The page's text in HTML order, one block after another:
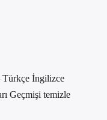
Türkçe İngilizce
Geçmişi temizle